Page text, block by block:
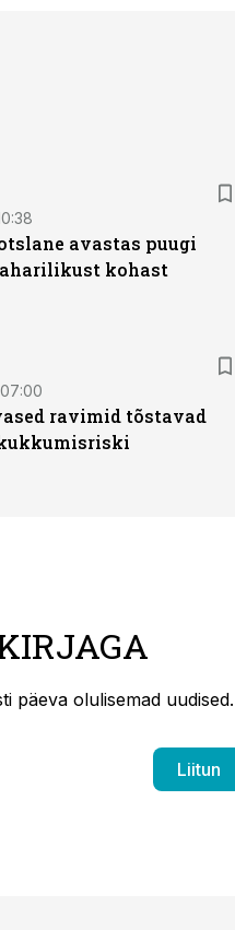
avastas puugi
kohast
ravimid tõstavad
päeva olulisemad uudised.
Liitun